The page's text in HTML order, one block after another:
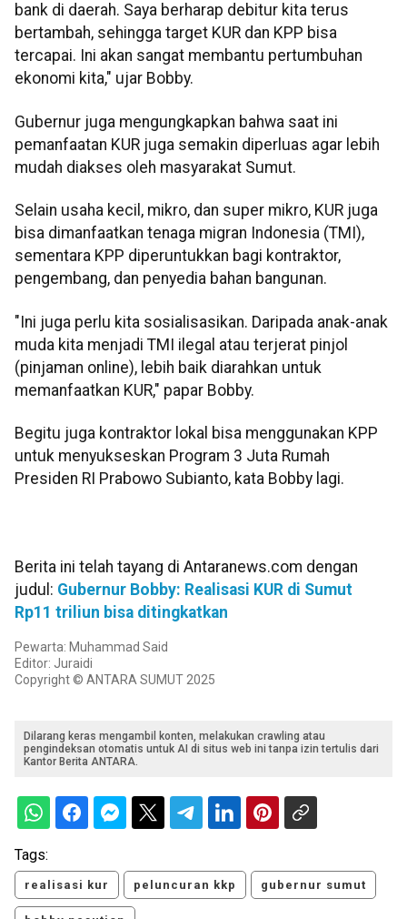
bank di daerah. Saya berharap debitur kita terus
bertambah, sehingga target KUR dan KPP bisa
tercapai. Ini akan sangat membantu pertumbuhan
ekonomi kita," ujar Bobby.
Gubernur juga mengungkapkan bahwa saat ini
pemanfaatan KUR juga semakin diperluas agar lebih
mudah diakses oleh masyarakat Sumut.
Selain usaha kecil, mikro, dan super mikro, KUR juga
bisa dimanfaatkan tenaga migran Indonesia (TMI),
sementara KPP diperuntukkan bagi kontraktor,
pengembang, dan penyedia bahan bangunan.
"Ini juga perlu kita sosialisasikan. Daripada anak-anak
muda kita menjadi TMI ilegal atau terjerat pinjol
(pinjaman online), lebih baik diarahkan untuk
memanfaatkan KUR," papar Bobby.
Begitu juga kontraktor lokal bisa menggunakan KPP
untuk menyukseskan Program 3 Juta Rumah
Presiden RI Prabowo Subianto, kata Bobby lagi.
Berita ini telah tayang di Antaranews.com dengan
judul: Gubernur Bobby: Realisasi KUR di Sumut
Rp11 triliun bisa ditingkatkan
Pewarta: Muhammad Said
Editor: Juraidi
Copyright © ANTARA SUMUT 2025
Dilarang keras mengambil konten, melakukan crawling atau
pengindeksan otomatis untuk AI di situs web ini tanpa izin tertulis dari
Kantor Berita ANTARA.
Tags:
realisasi kur peluncuran kkp gubernur sumut